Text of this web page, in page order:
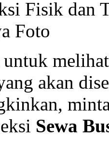
Fisik dan
Foto
akan
Sewa